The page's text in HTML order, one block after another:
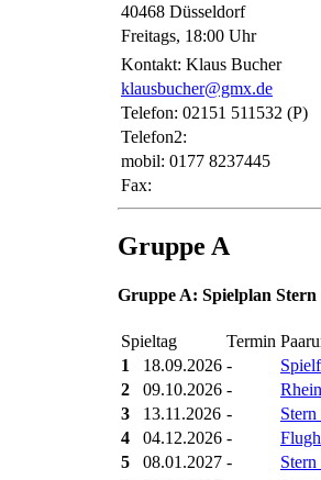
40468 Düsseldorf
Freitags, 18:00 Uhr
Kontakt: Klaus Bucher
klausbucher@gmx.de
Telefon: 02151 511532 (P)
Telefon2:
mobil: 0177 8237445
Fax:
Gruppe A
Gruppe A: Spielplan Stern
Spieltag Termin
1
18.09.2026 -
2
09.10.2026 -
3
13.11.2026 -
4
04.12.2026 -
5
08.01.2027 -